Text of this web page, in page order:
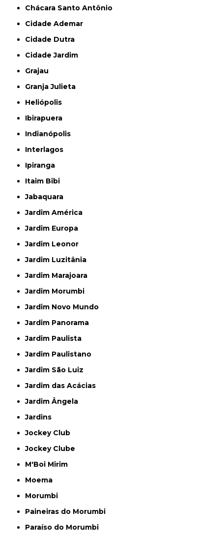
Chácara Santo Antônio
Cidade Ademar
Cidade Dutra
Cidade Jardim
Grajau
Granja Julieta
Heliópolis
Ibirapuera
Indianópolis
Interlagos
Ipiranga
Itaim Bibi
Jabaquara
Jardim América
Jardim Europa
Jardim Leonor
Jardim Luzitânia
Jardim Marajoara
Jardim Morumbi
Jardim Novo Mundo
Jardim Panorama
Jardim Paulista
Jardim Paulistano
Jardim São Luiz
Jardim das Acácias
Jardim Ângela
Jardins
Jockey Club
Jockey Clube
M'Boi Mirim
Moema
Morumbi
Paineiras do Morumbi
Paraíso do Morumbi